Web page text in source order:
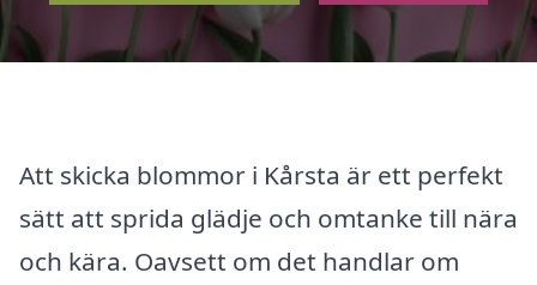
Att skicka blommor i Kårsta är ett perfekt
sätt att sprida glädje och omtanke till nära
och kära. Oavsett om det handlar om